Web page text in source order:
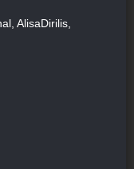
AlisaDirilis,